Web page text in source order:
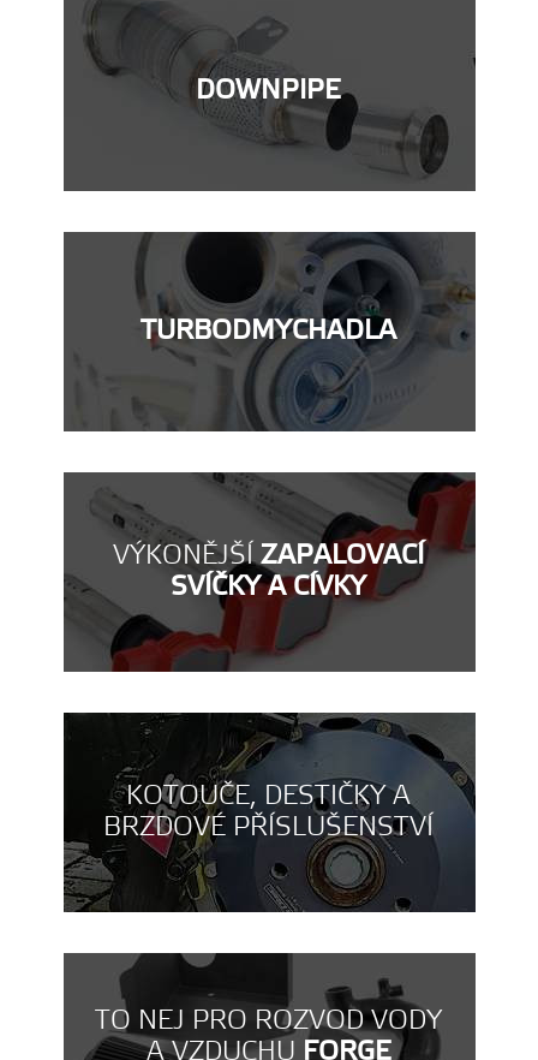
DOWNPIPE
TURBODMYCHADLA
VÝKONĚJŠÍZAPALOVACÍ
SVÍČKY A CÍVKY
KOTOUČE, DESTIČKY A
BRZDOVÉ PŘÍSLUŠENSTVÍ
TO NEJ PRO ROZVOD VODY
A VZDUCHU FORGE